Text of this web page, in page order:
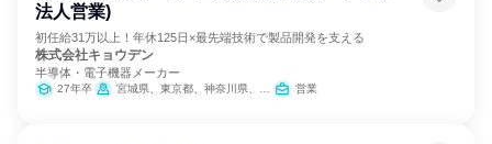
法人営業)
初任給31万以上！年休125日×最先端技術で製品開発を支える
株式会社キョウデン
半導体・電子機器メーカー
27年卒 宮城県、東京都、神奈川県、静岡県、愛知県、大阪府 営業